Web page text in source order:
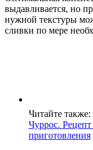
выдавливается, но
нужной текстуры
сливки по мере
Читайте также:
Чуррос.
приготовления